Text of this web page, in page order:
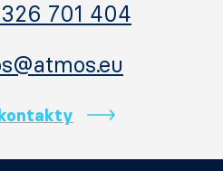
701 404